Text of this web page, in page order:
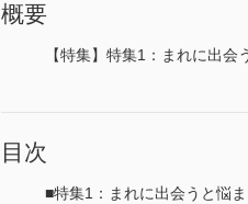
概要
【特集】特集1：まれに出
目次
■特集1：まれに出会うと